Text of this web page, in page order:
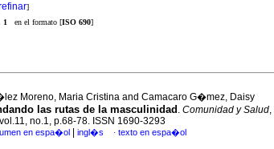
]
1 en el formato [ISO 690]
Moreno, Maria Cristina and Camacaro G�mez, Daisy
las rutas de la masculinidad . Comunidad y Salud,
no.1, p.68-78. ISSN 1690-3293
en espa�ol ingl�s · texto en espa�ol